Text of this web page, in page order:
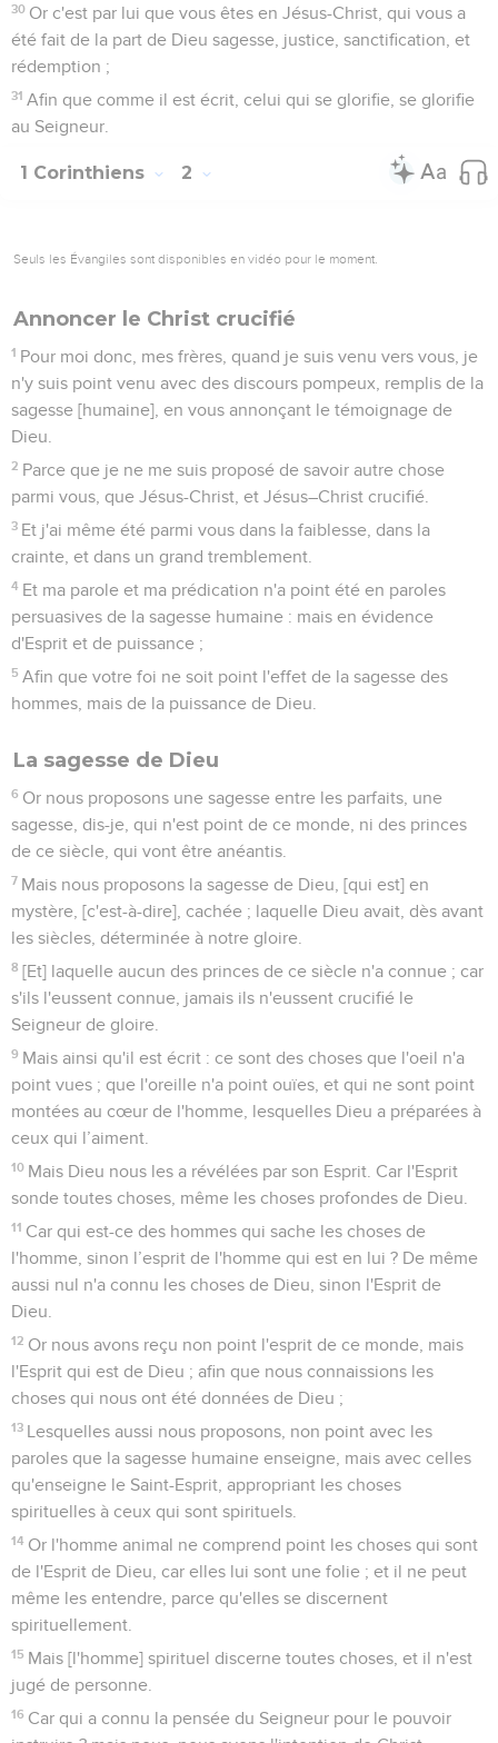
30 Or c'est par lui que vous êtes en Jésus-Christ, qui vous a
été fait de la part de Dieu sagesse, justice, sanctification, et
rédemption ;
31 Afin que comme il est écrit, celui qui se glorifie, se glorifie
au Seigneur.
1 Corinthiens 2
Seuls les Évangiles sont disponibles en vidéo pour le moment.
Annoncer le Christ crucifié
1 Pour moi donc, mes frères, quand je suis venu vers vous, je
n'y suis point venu avec des discours pompeux, remplis de la
sagesse [humaine], en vous annonçant le témoignage de
Dieu.
2 Parce que je ne me suis proposé de savoir autre chose
parmi vous, que Jésus-Christ, et Jésus–Christ crucifié.
3 Et j'ai même été parmi vous dans la faiblesse, dans la
crainte, et dans un grand tremblement.
4 Et ma parole et ma prédication n'a point été en paroles
persuasives de la sagesse humaine : mais en évidence
d'Esprit et de puissance ;
5 Afin que votre foi ne soit point l'effet de la sagesse des
hommes, mais de la puissance de Dieu.
La sagesse de Dieu
6 Or nous proposons une sagesse entre les parfaits, une
sagesse, dis-je, qui n'est point de ce monde, ni des princes
de ce siècle, qui vont être anéantis.
7 Mais nous proposons la sagesse de Dieu, [qui est] en
mystère, [c'est-à-dire], cachée ; laquelle Dieu avait, dès avant
les siècles, déterminée à notre gloire.
8 [Et] laquelle aucun des princes de ce siècle n'a connue ; car
s'ils l'eussent connue, jamais ils n'eussent crucifié le
Seigneur de gloire.
9 Mais ainsi qu'il est écrit : ce sont des choses que l'oeil n'a
point vues ; que l'oreille n'a point ouïes, et qui ne sont point
montées au cœur de l'homme, lesquelles Dieu a préparées à
ceux qui l’aiment.
10 Mais Dieu nous les a révélées par son Esprit. Car l'Esprit
sonde toutes choses, même les choses profondes de Dieu.
11 Car qui est-ce des hommes qui sache les choses de
l'homme, sinon l’esprit de l'homme qui est en lui ? De même
aussi nul n'a connu les choses de Dieu, sinon l'Esprit de
Dieu.
12 Or nous avons reçu non point l'esprit de ce monde, mais
l'Esprit qui est de Dieu ; afin que nous connaissions les
choses qui nous ont été données de Dieu ;
13 Lesquelles aussi nous proposons, non point avec les
paroles que la sagesse humaine enseigne, mais avec celles
qu'enseigne le Saint-Esprit, appropriant les choses
spirituelles à ceux qui sont spirituels.
14 Or l'homme animal ne comprend point les choses qui sont
de l'Esprit de Dieu, car elles lui sont une folie ; et il ne peut
même les entendre, parce qu'elles se discernent
spirituellement.
15 Mais [l'homme] spirituel discerne toutes choses, et il n'est
jugé de personne.
16 Car qui a connu la pensée du Seigneur pour le pouvoir